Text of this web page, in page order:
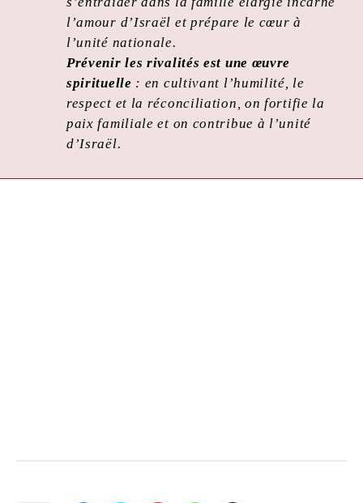
l’amour d’Israël et prépare le cœur à
l’unité nationale.
Prévenir les rivalités est une œuvre
spirituelle : en cultivant l’humilité, le
respect et la réconciliation, on fortifie la
paix familiale et on contribue à l’unité
d’Israël.